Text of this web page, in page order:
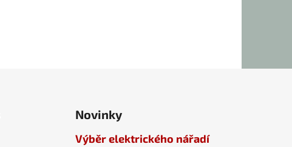
Novinky
Výběr elektrického nářadí